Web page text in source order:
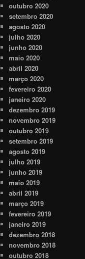
outubro 2020
setembro 2020
agosto 2020
julho 2020
junho 2020
maio 2020
abril 2020
março 2020
fevereiro 2020
janeiro 2020
dezembro 2019
novembro 2019
outubro 2019
setembro 2019
agosto 2019
julho 2019
junho 2019
maio 2019
abril 2019
março 2019
fevereiro 2019
janeiro 2019
dezembro 2018
novembro 2018
outubro 2018